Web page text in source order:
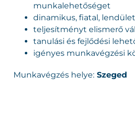
munkalehetőséget
dinamikus, fiatal,
teljesítményt elismerő
tanulási és fejlődési
igényes munkavégzési
Munkavégzés helye:Szeged